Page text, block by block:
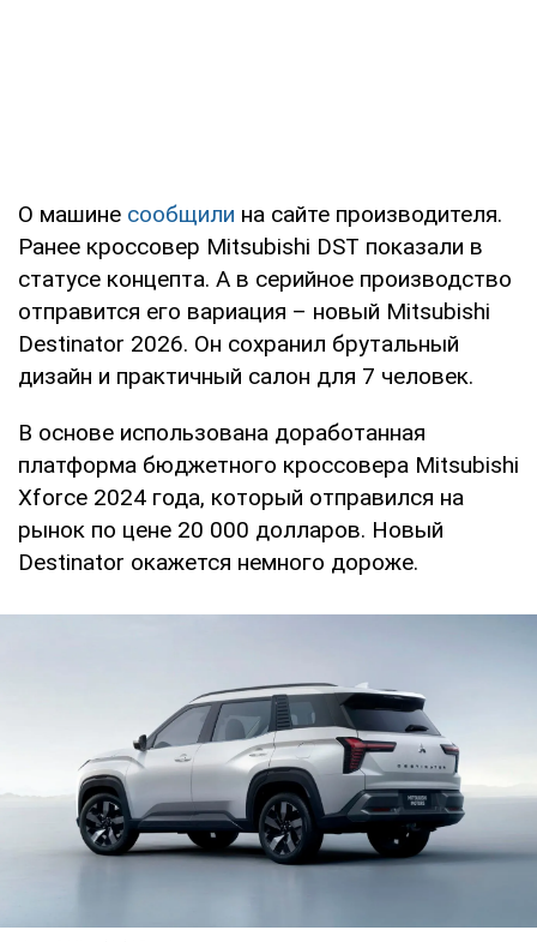
О машине сообщили на сайте производителя.
Ранее кроссовер Mitsubishi DST показали в
статусе концепта. А в серийное производство
отправится его вариация – новый Mitsubishi
Destinator 2026. Он сохранил брутальный
дизайн и практичный салон для 7 человек.
В основе использована доработанная
платформа бюджетного кроссовера Mitsubishi
Xforce 2024 года, который отправился на
рынок по цене 20 000 долларов. Новый
Destinator окажется немного дороже.